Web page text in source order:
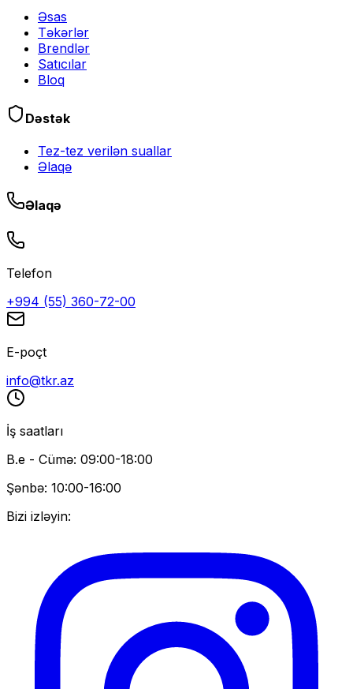
Əsas
Təkərlər
Brendlər
Satıcılar
Bloq
Dəstək
Tez-tez verilən suallar
Əlaqə
Əlaqə
Telefon
+994 (55) 360-72-00
E-poçt
info@tkr.az
İş saatları
B.e - Cümə: 09:00-18:00
Şənbə: 10:00-16:00
Bizi izləyin: